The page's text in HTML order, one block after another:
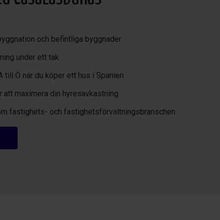
och befintliga byggnader
under ett tak
till Ö när du köper ett hus i Spanien
att maximera din hyresavkastning
fastighets- och fastighetsförvaltningsbranschen